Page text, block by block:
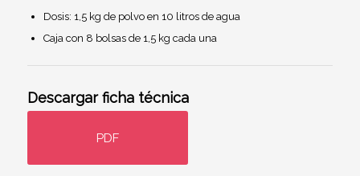
Dosis: 1,5 kg de polvo en 10 litros de agua
Caja con 8 bolsas de 1,5 kg cada una
Descargar ficha técnica
PDF